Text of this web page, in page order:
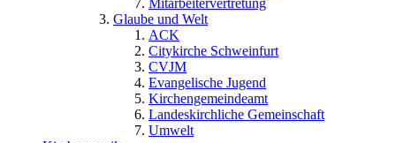
Glaube und Welt
ACK
Citykirche Schweinfurt
CVJM
Evangelische Jugend
Kirchengemeindeamt
Landeskirchliche Gemeinschaft
Umwelt